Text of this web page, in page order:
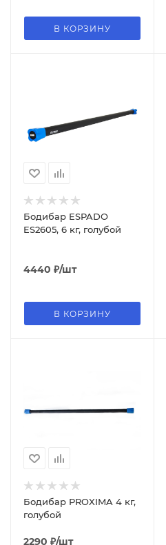
В КОРЗИНУ
Бодибар ESPADO
ES2605, 6 кг, голубой
4440 ₽/шт
В КОРЗИНУ
Бодибар PROXIMA 4 кг,
голубой
2290 ₽/шт